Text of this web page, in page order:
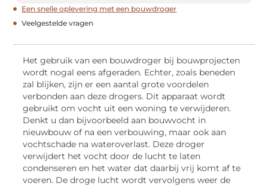
Een snelle oplevering met een bouwdroger
Veelgestelde vragen
Het gebruik van een bouwdroger bij bouwprojecten
wordt nogal eens afgeraden. Echter, zoals beneden
zal blijken, zijn er een aantal grote voordelen
verbonden aan deze drogers. Dit apparaat wordt
gebruikt om vocht uit een woning te verwijderen.
Denkt u dan bijvoorbeeld aan bouwvocht in
nieuwbouw of na een verbouwing, maar ook aan
vochtschade na wateroverlast. Deze droger
verwijdert het vocht door de lucht te laten
condenseren en het water dat daarbij vrij komt af te
voeren. De droge lucht wordt vervolgens weer de